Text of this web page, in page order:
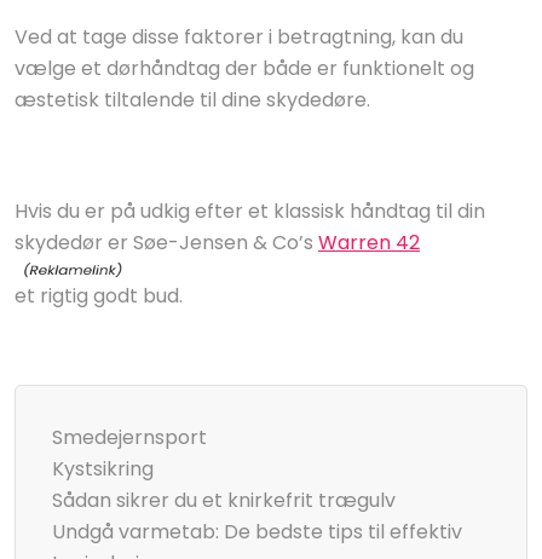
Ved at tage disse faktorer i betragtning, kan du
vælge et dørhåndtag der både er funktionelt og
æstetisk tiltalende til dine skydedøre.
Hvis du er på udkig efter et klassisk håndtag til din
skydedør er Søe-Jensen & Co’s Warren 42
et rigtig godt bud.
Smedejernsport
Kystsikring
Sådan sikrer du et knirkefrit trægulv
Undgå varmetab: De bedste tips til effektiv